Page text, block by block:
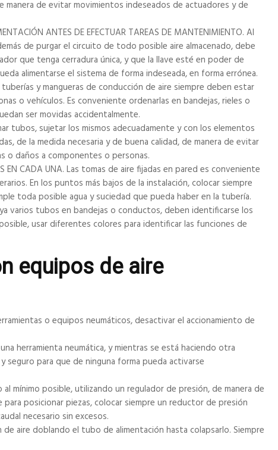
manera de evitar movimientos indeseados de actuadores y de
ANTES DE EFECTUAR TAREAS DE MANTENIMIENTO. Al
de purgar el circuito de todo posible aire almacenado, debe
que tenga cerradura única, y que la llave esté en poder de
alimentarse el sistema de forma indeseada, en forma errónea.
tuberías y mangueras de conducción de aire siempre deben estar
o vehículos. Es conveniente ordenarlas en bandejas, rieles o
ser movidas accidentalmente.
tubos, sujetar los mismos adecuadamente y con los elementos
de la medida necesaria y de buena calidad, de manera de evitar
o daños a componentes o personas.
EN CADA UNA. Las tomas de aire fijadas en pared es conveniente
En los puntos más bajos de la instalación, colocar siempre
toda posible agua y suciedad que pueda haber en la tubería.
varios tubos en bandejas o conductos, deben identificarse los
usar diferentes colores para identificar las funciones de
equipos de aire
o equipos neumáticos, desactivar el accionamiento de
una herramienta neumática, y mientras se está haciendo otra
seguro para que de ninguna forma pueda activarse
al mínimo posible, utilizando un regulador de presión, de manera de
posicionar piezas, colocar siempre un reductor de presión
necesario sin excesos.
de aire doblando el tubo de alimentación hasta colapsarlo. Siempre